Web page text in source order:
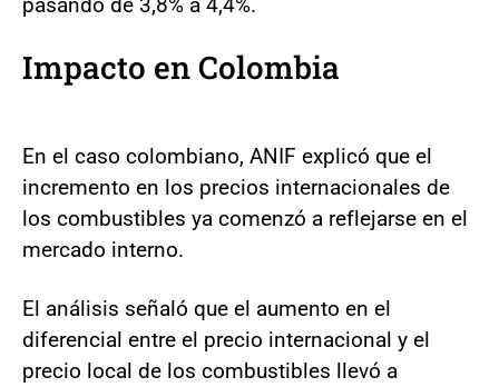
Impacto en Colombia
En el caso colombiano, ANIF explicó que el
incremento en los precios internacionales de
los combustibles ya comenzó a reflejarse en el
mercado interno.
El análisis señaló que el aumento en el
diferencial entre el precio internacional y el
precio local de los combustibles llevó a